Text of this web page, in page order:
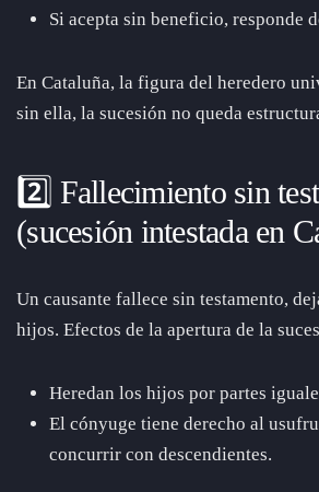
Si acepta sin beneficio, responde
En Cataluña, la figura del heredero
sin ella, la sucesión no queda
2️⃣ Fallecimiento sin
(sucesión intestada en
Un causante fallece sin testamento,
hijos. Efectos de la apertura de la
Heredan los hijos por partes
El cónyuge tiene derecho al
concurrir con descendientes.